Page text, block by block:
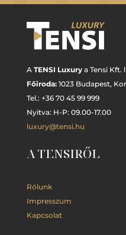
A TENSI Luxurya Tensi Kft.
Főiroda: 1023 Budapest,
Tel.: +36 70 45 99 999
Nyitva: H-P: 09.00-17.00
luxury@tensi.hu
A TENSIRŐL
Rólunk
Impresszum
Kapcsolat